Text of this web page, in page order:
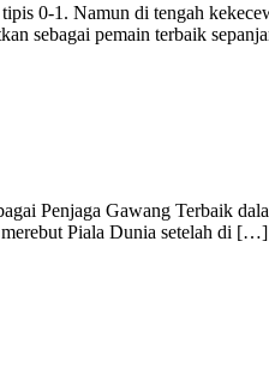
0-1. Namun di tengah
sebagai pemain terbaik
Penjaga Gawang Terbaik
Piala Dunia setelah di […]